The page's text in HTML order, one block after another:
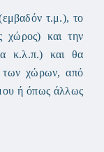
τ.μ.), το
χώρος) και την
κ.λ.π.) και θα
των χώρων, από
ή όπως άλλως